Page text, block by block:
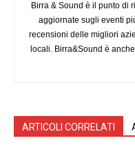
Birra & Sound è il punto di
aggiornate sugli eventi
recensioni delle migliori
locali. Birra&Sound è
ARTICOLI CORRELATI